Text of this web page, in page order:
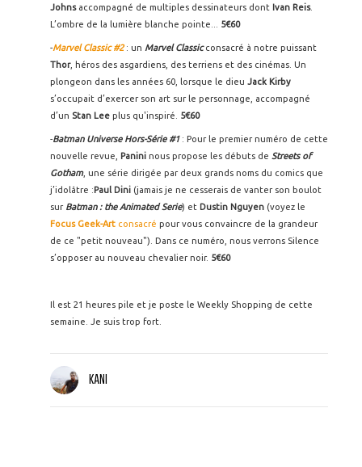
Johnsaccompagné de multiples dessinateurs dont Ivan Reis.
L’ombre de la lumière blanche pointe... 5€60
-Marvel Classic #2: un Marvel Classicconsacré à notre puissant
Thor, héros des asgardiens, des terriens et des cinémas. Un
plongeon dans les années 60, lorsque le dieu Jack Kirby
s’occupait d’exercer son art sur le personnage, accompagné
d’un Stan Lee plus qu'inspiré. 5€60
-Batman Universe Hors-Série #1: Pour le premier numéro de cette
nouvelle revue, Panini nous propose les débuts de Streets of
Gotham, une série dirigée par deux grands noms du comics que
j’idolâtre :Paul Dini (jamais je ne cesserais de vanter son boulot
sur Batman : the Animated Serie) et Dustin Nguyen (voyez le
Focus Geek-Art consacré pour vous convaincre de la grandeur
de ce "petit nouveau"). Dans ce numéro, nous verrons Silence
s’opposer au nouveau chevalier noir. 5€60
Il est 21 heures pile et je poste le Weekly Shopping de cette
semaine. Je suis trop fort.
KANI